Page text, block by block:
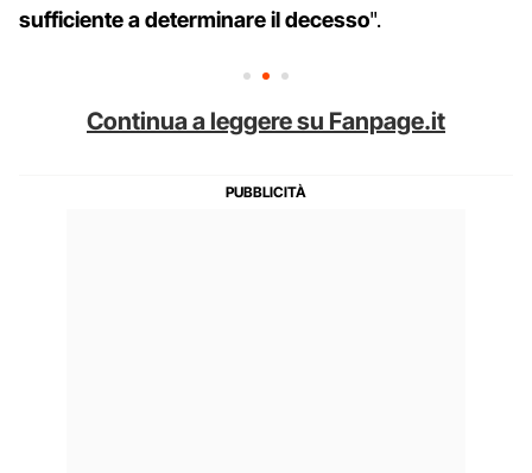
sufficiente a determinare il decesso".
Continua a leggere su Fanpage.it